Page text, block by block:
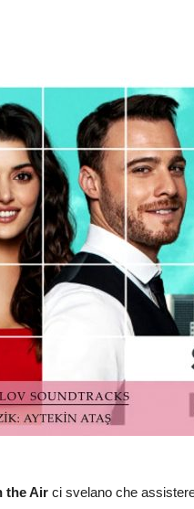
the Air ci svelano che